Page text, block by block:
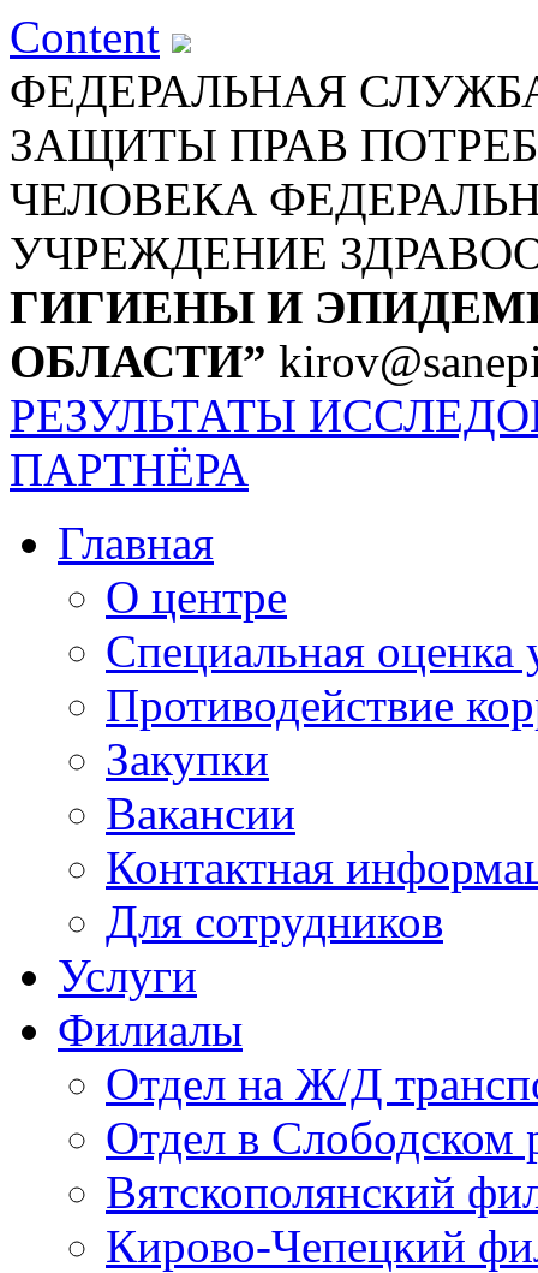
Content
ФЕДЕРАЛЬНАЯ
ЗАЩИТЫ ПРАВ
ЧЕЛОВЕКА
УЧРЕЖДЕНИЕ
ГИГИЕНЫ И
ОБЛАСТИ”
РЕЗУЛЬТАТЫ
ПАРТНЁРА
Главная
О центре
Специальная оценка
Противодействие
Закупки
Вакансии
Контактная
Для сотрудников
Услуги
Филиалы
Отдел на Ж/Д
Отдел в Слободском
Вятскополянский
Кирово-Чепецкий